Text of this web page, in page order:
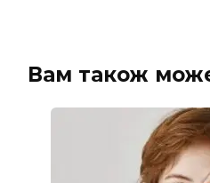
Вам також